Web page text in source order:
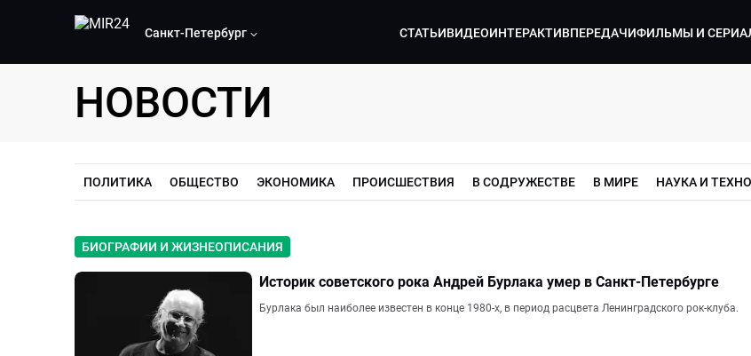
Санкт-Петербург СТАТЬИВИДЕОИНТЕРАКТИВПЕРЕДАЧИФИЛЬМЫ И
НОВОСТИ
ПОЛИТИКА ОБЩЕСТВО ЭКОНОМИКА ПРОИСШЕСТВИЯ В СОДРУЖЕСТВЕ В МИРЕ НАУКА И
БИОГРАФИИ И ЖИЗНЕОПИСАНИЯ
Историк советского рока Андрей Бурлака умер в Санкт-Петербурге
Бурлака был наиболее известен в конце 1980-х, в период расцвета Ленинградского рок-клуба.